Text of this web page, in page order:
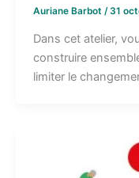
Auriane Barbot /31
Dans cet atelier,
construire
limiter le